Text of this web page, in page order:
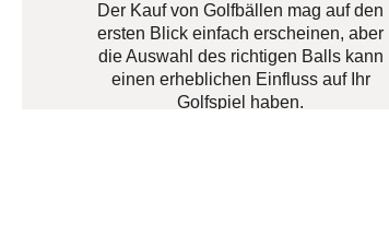
Der Kauf von Golfbällen mag auf den
ersten Blick einfach erscheinen, aber
die Auswahl des richtigen Balls kann
einen erheblichen Einfluss auf Ihr
Golfspiel haben.